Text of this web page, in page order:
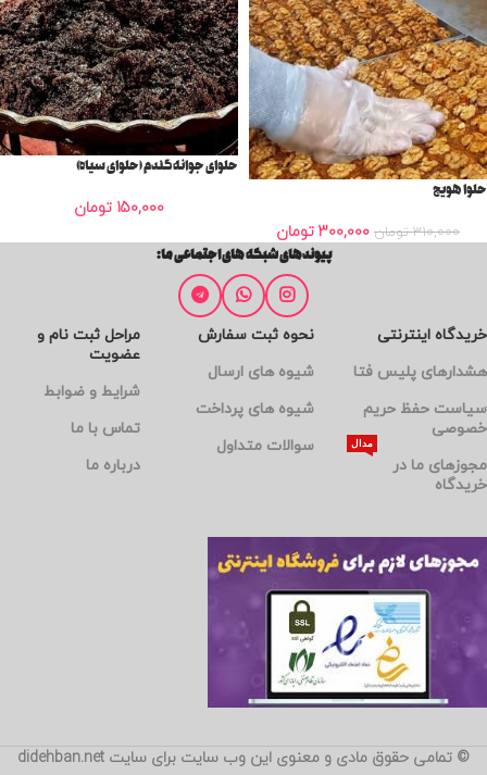
حلوا هویج
310,000 تومان 300,000 تومان
حلوای جوانه گندم (حلوای سیاه)
150,000 تومان
پیوندهای شبکه های اجتماعی ما:
مراحل ثبت نام و
عضویت
شرایط و ضوابط
تماس با ما
درباره ما
نحوه ثبت سفارش
شیوه های ارسال
شیوه های پرداخت
سوالات متداول
خریدگاه اینترنتی
هشدارهای پلیس فتا
سیاست حفظ حریم
خصوصی
مجوزهای ما در
خریدگاه
مدال
© تمامی حقوق مادی و معنوی این وب سایت برای سایت didehban.net